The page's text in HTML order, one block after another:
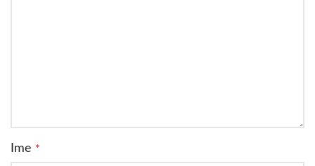
Ime *